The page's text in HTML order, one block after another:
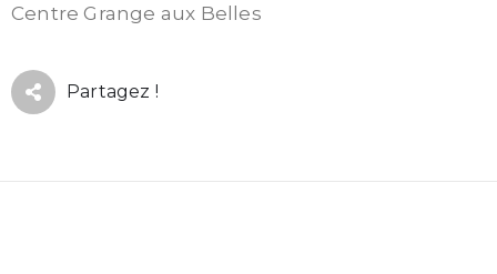
Centre Grange aux Belles
Partagez !